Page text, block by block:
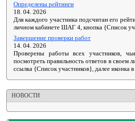
Определены рейтинги
18. 04. 2026
Для каждого участника подсчитан его
личном кабинете ШАГ 4, кнопка {Список
Завершение проверки работ
14. 04. 2026
Проверены работы всех участников,
посмотреть правильность ответов в
ссылка {Список участников}, далее иконка
НОВОСТИ